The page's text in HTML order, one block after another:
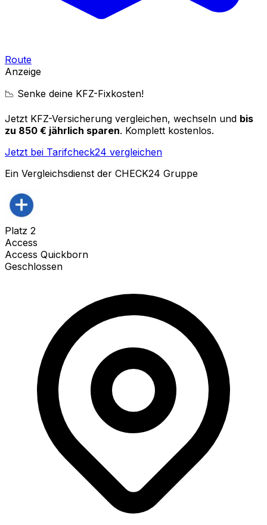
Route
Anzeige
📉 Senke deine KFZ-Fixkosten!
Jetzt KFZ-Versicherung vergleichen, wechseln und bis
zu 850 € jährlich sparen. Komplett kostenlos.
Jetzt bei Tarifcheck24 vergleichen
Ein Vergleichsdienst der CHECK24 Gruppe
Platz 2
Access
Access Quickborn
Geschlossen